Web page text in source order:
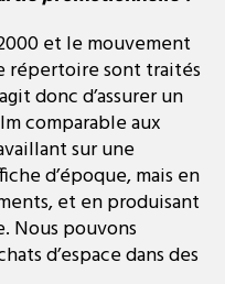
et le mouvement
répertoire sont traités
donc d’assurer un
comparable aux
sur une
d’époque, mais en
et ​e​n produisant
Nous pouvons
d’espace dans des